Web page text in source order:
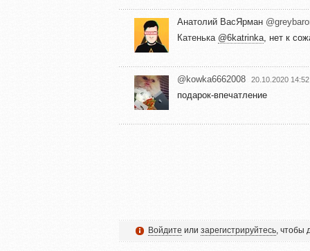
Анатолий ВасЯрман
Катенька @6katrinka , нет к
@kowka6662008 20.10.2020 14:52
подарок-впечатление
Войдите или зарегистрируйтесь, чтобы